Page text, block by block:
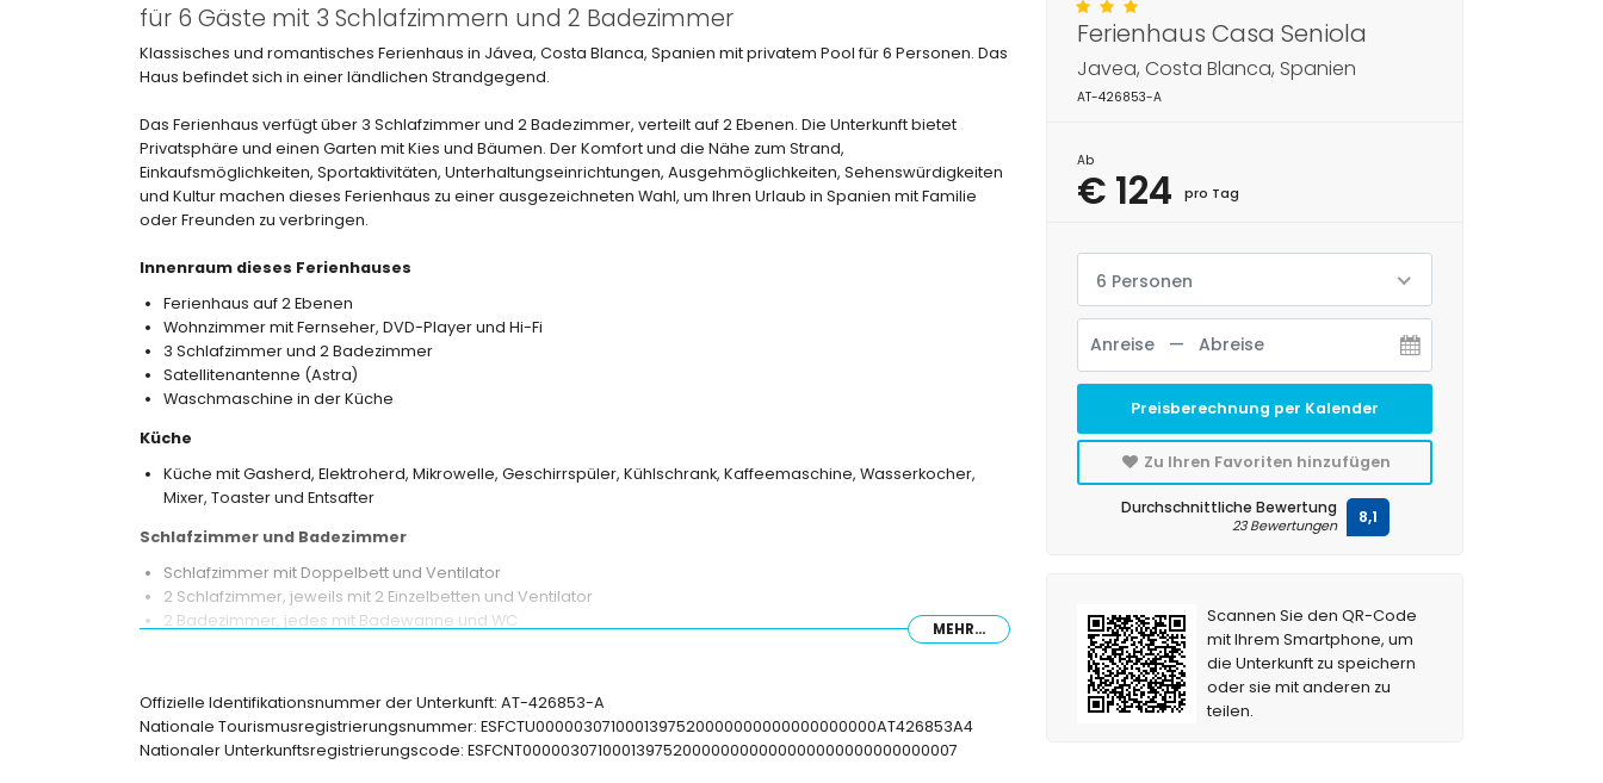
für 6 Gäste mit 3 Schlafzimmern und 2 Badezimmer
Klassisches und romantisches Ferienhaus in Jávea, Costa Blanca, Spanien mit privatem Pool für 6 Personen. Das
Haus befindet sich in einer ländlichen Strandgegend.
Das Ferienhaus verfügt über 3 Schlafzimmer und 2 Badezimmer, verteilt auf 2 Ebenen. Die Unterkunft bietet
Privatsphäre und einen Garten mit Kies und Bäumen. Der Komfort und die Nähe zum Strand,
Einkaufsmöglichkeiten, Sportaktivitäten, Unterhaltungseinrichtungen, Ausgehmöglichkeiten, Sehenswürdigkeiten
und Kultur machen dieses Ferienhaus zu einer ausgezeichneten Wahl, um Ihren Urlaub in Spanien mit Familie
oder Freunden zu verbringen.
Innenraum dieses Ferienhauses
Ferienhaus auf 2 Ebenen
Wohnzimmer mit Fernseher, DVD-Player und Hi-Fi
3 Schlafzimmer und 2 Badezimmer
Satellitenantenne (Astra)
Waschmaschine in der Küche
Küche
Küche mit Gasherd, Elektroherd, Mikrowelle, Geschirrspüler, Kühlschrank, Kaffeemaschine, Wasserkocher,
Mixer, Toaster und Entsafter
Schlafzimmer und Badezimmer
Schlafzimmer mit Doppelbett und Ventilator
2 Schlafzimmer, jeweils mit 2 Einzelbetten und Ventilator
2 Badezimmer, jedes mit Badewanne und WC
Eingezäuntes Grundstück
Privater Pool mit den Maßen 9m x 4m und 2m Tiefe
Garten mit Kies, Bäumen und Gartenmöbeln mit Sonnenliegen
MEHR...
Offizielle Identifikationsnummer der Unterkunft: AT-426853-A
Nationale Tourismusregistrierungsnummer: ESFCTU0000030710001397520000000000000000000AT426853A4
Nationaler Unterkunftsregistrierungscode: ESFCNT00000307100013975200000000000000000000000000007
Ferienhaus Casa Seniola
Javea, Costa Blanca, Spanien
AT-426853-A
Ab
€ 124 pro Tag
6 Personen
Preisberechnung per Kalender
Zu Ihren Favoriten hinzufügen
Durchschnittliche Bewertung
23 Bewertungen 8,1
Scannen Sie den QR-Code
mit Ihrem Smartphone, um
die Unterkunft zu speichern
oder sie mit anderen zu
teilen.